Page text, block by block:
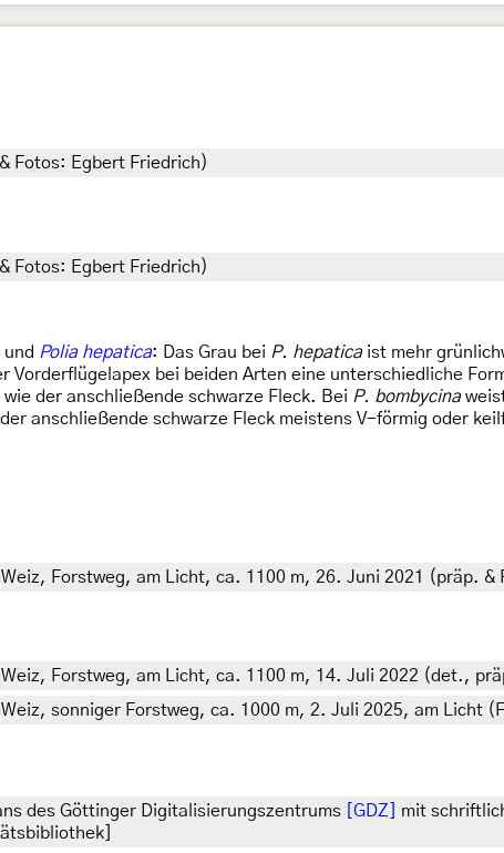
Fotos: Egbert Friedrich)
Fotos: Egbert Friedrich)
und Polia hepatica: Das Grau bei P. hepaticaist mehr
Vorderflügelapex bei beiden Arten eine unterschiedliche
der anschließende schwarze Fleck. Bei P. bombycina
anschließende schwarze Fleck meistens V-förmig oder
Forstweg, am Licht, ca. 1100 m, 26. Juni 2021 (präp.
Forstweg, am Licht, ca. 1100 m, 14. Juli 2022 (det.,
sonniger Forstweg, ca. 1000 m, 2. Juli 2025, am Licht
des Göttinger Digitalisierungszentrums [GDZ]
mit